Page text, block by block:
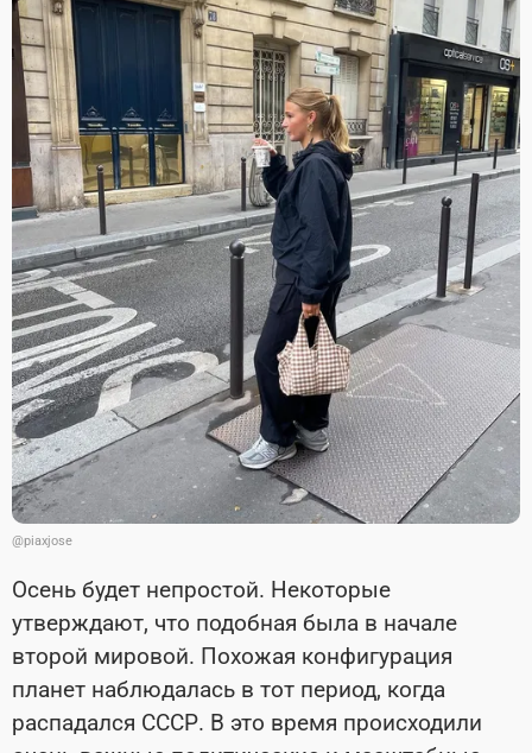
@piaxjose
Осень будет непростой. Некоторые
утверждают, что подобная была в начале
второй мировой. Похожая конфигурация
планет наблюдалась в тот период, когда
распадался СССР. В это время происходили